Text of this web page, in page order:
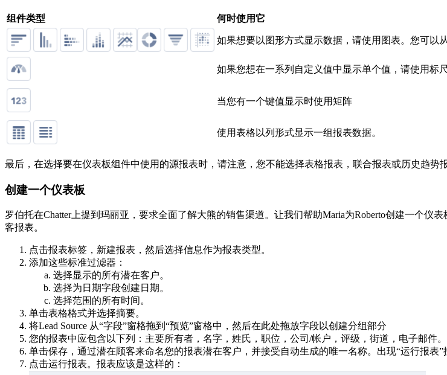
组件类型 何时使用它
如果想要以图形方式显示数据，请使用图表。您可以
如果您想在一系列自定义值中显示单个值，请使用标尺
当您有一个键值显示时使用矩阵
使用表格以列形式显示一组报表数据。
最后，在选择要在仪表板组件中使用的源报表时，请注意，您不能选择表格报表，联合报表或历史趋势报
创建一个仪表板
罗伯托在Chatter上提到玛丽亚，要求全面了解大熊的销售渠道。让我们帮助Maria为Roberto创建一个
客报表。
点击报表标签，新建报表，然后选择信息作为报表类型。
添加这些标准过滤器：
选择显示的所有潜在客户。
选择为日期字段创建日期。
选择范围的所有时间。
单击表格格式并选择摘要。
将Lead Source 从“字段”窗格拖到“预览”窗格中，然后在此处拖放字段以创建分组部分
您的报表中应包含以下列：主要所有者，名字，姓氏，职位，公司/帐户，评级，街道，电子邮件。
单击保存，通过潜在顾客来命名您的报表潜在客户，并接受自动生成的唯一名称。出现“运行报表”
点击运行报表。报表应该是这样的：